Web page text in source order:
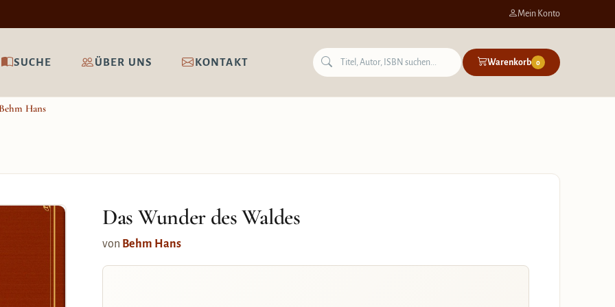
Mein Konto
SUCHE ÜBER UNS KONTAKT Warenkorb 0
Behm Hans
Das Wunder des Waldes
von Behm Hans